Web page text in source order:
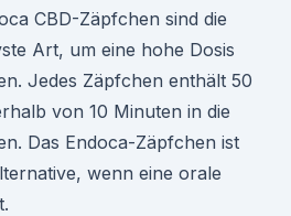
CBD-Zäpfchen sind die
Art, um eine hohe Dosis
Jedes Zäpfchen enthält 50
von 10 Minuten in die
Das Endoca-Zäpfchen ist
wenn eine orale